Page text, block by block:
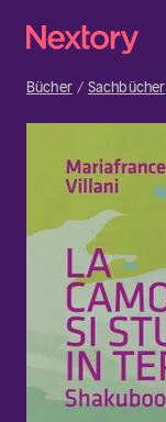
Bücher Sachbücher